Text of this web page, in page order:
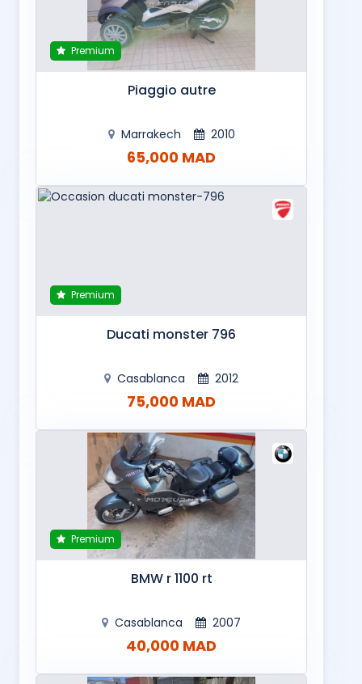
Premium
Piaggio autre
Marrakech 2010
65,000 MAD
Premium
Ducati monster 796
Casablanca 2012
75,000 MAD
Premium
BMW r 1100 rt
Casablanca 2007
40,000 MAD